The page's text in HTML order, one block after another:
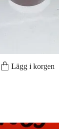
Lägg i korgen